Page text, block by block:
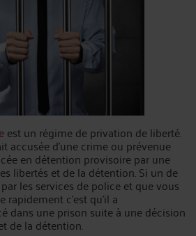
est un régime de privation de liberté.
accusée d’une crime ou prévenue
en détention provisoire par une
libertés et de la détention. Si un de
les services de police et que vous
rapidement c’est qu’il a
dans une prison suite à une décision
de la détention.